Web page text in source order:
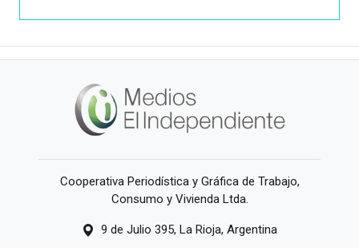
Cooperativa Periodística y Gráfica de Trabajo,
Consumo y Vivienda Ltda.
9 de Julio 395, La Rioja, Argentina